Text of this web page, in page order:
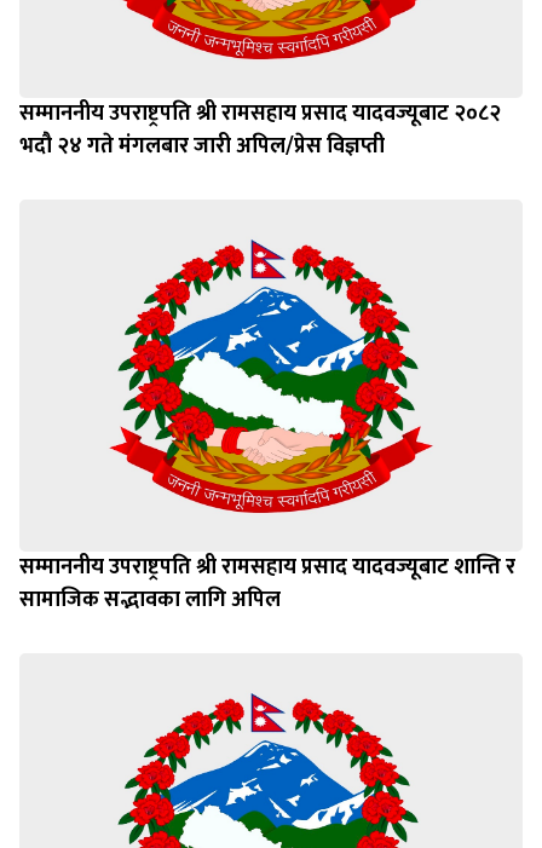
सम्माननीय उपराष्ट्रपति श्री रामसहाय प्रसाद यादवज्यूबाट २०८२
भदौ २४ गते मंगलबार जारी अपिल/प्रेस विज्ञप्ती
सम्माननीय उपराष्ट्रपति श्री रामसहाय प्रसाद यादवज्यूबाट शान्ति र
सामाजिक सद्भावका लागि अपिल